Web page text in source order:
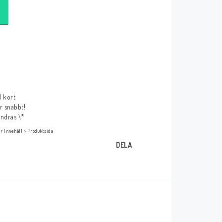
kort
snabbt!
\*
Innehåll > Produktsida
DELA